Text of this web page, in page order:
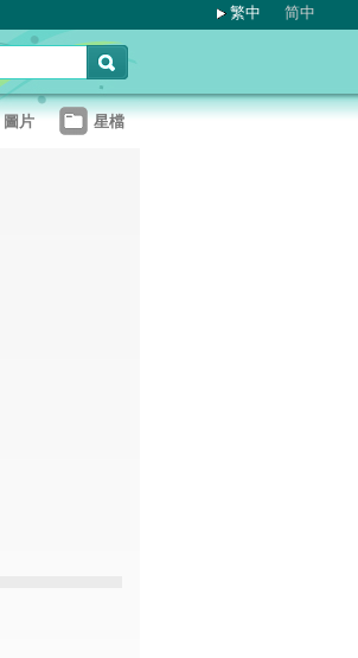
繁中 简中
圖片 星檔